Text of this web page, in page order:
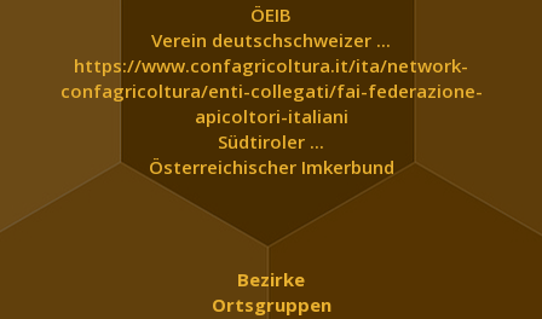
ÖEIB
Verein deutschschweizer ...
https://www.confagricoltura.it/ita/network-
confagricoltura/enti-collegati/fai-federazione-
apicoltori-italiani
Südtiroler ...
Österreichischer Imkerbund
Bezirke
Ortsgruppen